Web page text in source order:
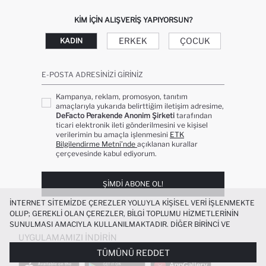
KIM IÇIN ALIŞVERIŞ YAPIYORSUN?
KADIN ERKEK ÇOCUK
E-POSTA ADRESINIZI GIRINIZ
Kampanya, reklam, promosyon, tanıtım
amaçlarıyla yukarıda belirttiğim iletişim adresime,
DeFacto Perakende Anonim Şirketi tarafından
ticari elektronik ileti gönderilmesini ve kişisel
verilerimin bu amaçla işlenmesini ETK
Bilgilendirme Metni’nde açıklanan kurallar
çerçevesinde kabul ediyorum.
ŞIMDI ABONE OL!
UYGULAMAMIZI İNDIRIN
İNTERNET SITEMIZDE ÇEREZLER YOLUYLA KIŞISEL VERI IŞLENMEKTE
OLUP; GEREKLI OLAN ÇEREZLER, BILGI TOPLUMU HIZMETLERININ
SUNULMASI AMACIYLA KULLANILMAKTADIR. DIĞER BIRINCI VE
ÜÇÜNCÜ TARAF ÇEREZLER ISE SIZE DAHA IYI BIR ALIŞVERIŞ
DENEYIMI SUNULABILMESI, SITEMIZIN DAHA IŞLEVSEL KILINMASI VE
KIŞISELLEŞTIRMESI VE AÇIK RIZA VERMENIZ HALINDE, SIZLERE
TÜMÜNÜ REDDET